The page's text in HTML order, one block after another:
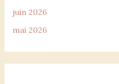
juin 2026
mai 2026